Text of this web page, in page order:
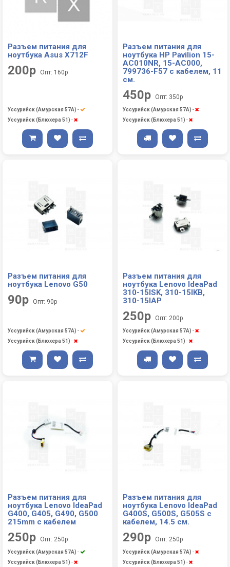
Разъем питания для
ноутбука Asus X712F
200р Опт: 160р
Уссурийск (Амурская 57А) -
Уссурийск (Блюхера 51) -
Разъем питания для
ноутбука HP Pavilion 15-
AC010NR, 15-AC000,
799736-F57 с кабелем, 11
см.
450р Опт: 350р
Уссурийск (Амурская 57А) -
Уссурийск (Блюхера 51) -
Разъем питания для
ноутбука Lenovo G50
90р Опт: 90р
Уссурийск (Амурская 57А) -
Уссурийск (Блюхера 51) -
Разъем питания для
ноутбука Lenovo IdeaPad
310-15ISK, 310-15IKB,
310-15IAP
250р Опт: 200р
Уссурийск (Амурская 57А) -
Уссурийск (Блюхера 51) -
Разъем питания для
ноутбука Lenovo IdeaPad
G400, G405, G490, G500
215mm с кабелем
250р Опт: 250р
Уссурийск (Амурская 57А) -
Уссурийск (Блюхера 51) -
Разъем питания для
ноутбука Lenovo IdeaPad
G400S, G500S, G505S с
кабелем, 14.5 см.
290р Опт: 250р
Уссурийск (Амурская 57А) -
Уссурийск (Блюхера 51) -